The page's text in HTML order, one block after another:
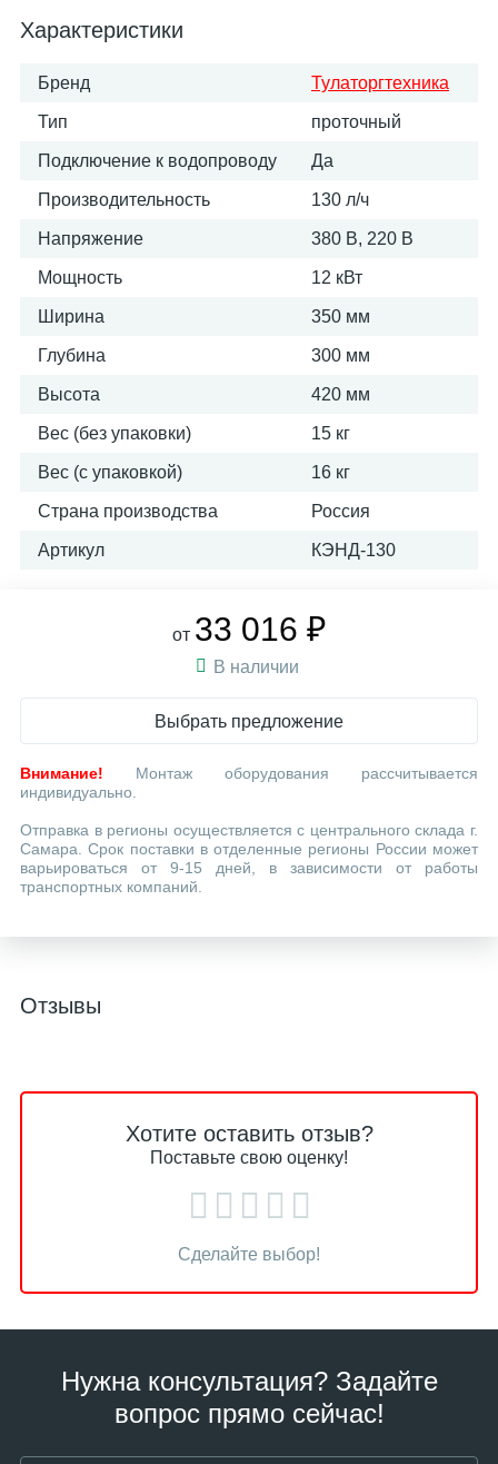
Характеристики
Бренд Тулаторгтехника
Тип проточный
Подключение к водопроводу Да
Производительность 130 л/ч
Напряжение 380 В, 220 В
Мощность 12 кВт
Ширина 350 мм
Глубина 300 мм
Высота 420 мм
Вес (без упаковки) 15 кг
Вес (с упаковкой) 16 кг
Страна производства Россия
Артикул КЭНД-130
от 33 016 ₽
В наличии
Выбрать предложение
Внимание! Монтаж оборудования рассчитывается
индивидуально.
Отправка в регионы осуществляется с центрального склада г.
Самара. Срок поставки в отделенные регионы России может
варьироваться от 9-15 дней, в зависимости от работы
транспортных компаний.
Отзывы
Хотите оставить отзыв?
Поставьте свою оценку!
Сделайте выбор!
Нужна консультация? Задайте
вопрос прямо сейчас!